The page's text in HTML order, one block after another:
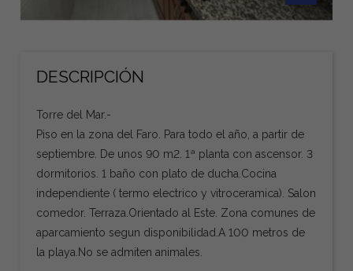
DESCRIPCIÓN
Torre del Mar.-
Piso en la zona del Faro. Para todo el año, a partir de
septiembre. De unos 90 m2. 1ª planta con ascensor. 3
dormitorios. 1 baño con plato de ducha.Cocina
independiente ( termo electrico y vitroceramica). Salon
comedor. Terraza.Orientado al Este. Zona comunes de
aparcamiento segun disponibilidad.A 100 metros de
la playa.No se admiten animales.